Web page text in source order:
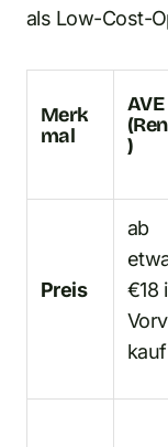
als Low-Cost-
Merk
mal
AVE
)
Preis
ab
€18
kauf